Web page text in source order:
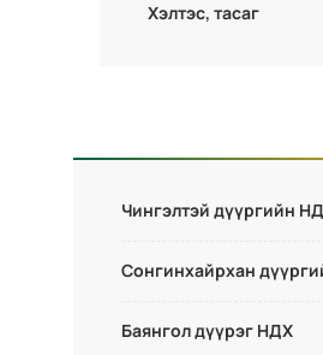
Хэлтэс, тасаг
Чингэлтэй дүүргийн
Сонгинхайрхан
Баянгол дүүрэг НДХ